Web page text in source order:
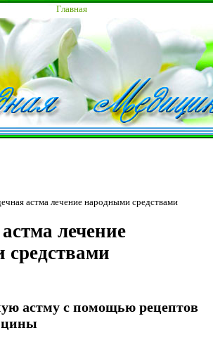
Главная
астма лечение народными средствами
лечение
астму с помощью рецептов